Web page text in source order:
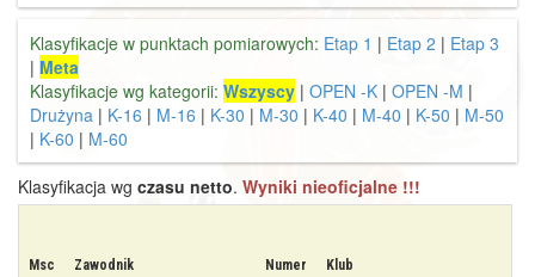
Klasyfikacje w punktach pomiarowych: Etap 1 | Etap 2 | Etap 3
| Meta
Klasyfikacje wg kategorii: Wszyscy | OPEN -K | OPEN -M |
Drużyna | K-16 | M-16 | K-30 | M-30 | K-40 | M-40 | K-50 | M-50
| K-60 | M-60
Klasyfikacja wg czasu netto. Wyniki nieoficjalne !!!
Msc Zawodnik Numer Klub